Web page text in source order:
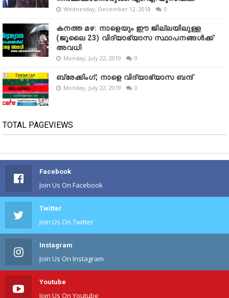
Wednesday, December 12, 2018 0
കനത്ത മഴ: നാളെയും ഈ ജില്ലയിലുള്ള
(ജൂലൈ 23) വിദ്യാഭ്യാസ സ്ഥാപനങ്ങൾക്ക്
അവധി
Monday, July 22, 2019 0
ബ്രേക്കിംഗ്; നാളെ വിദ്യാഭ്യാസ ബന്ദ്
Monday, July 22, 2019 0
TOTAL PAGEVIEWS
Facebook
Join Us On Facebook
Twitter
Join Us On Twitter
Instagram
Join Us On Instagram
Youtube
Join Us On Youtube